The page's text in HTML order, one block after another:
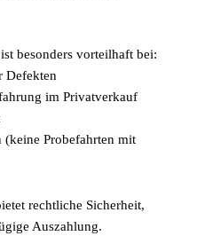
besonders vorteilhaft bei:
Defekten
im Privatverkauf
(keine Probefahrten mit
rechtliche Sicherheit,
Auszahlung.